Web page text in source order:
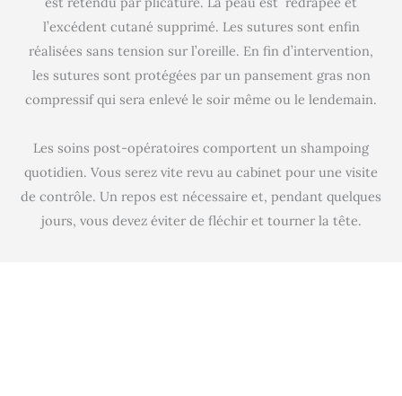
l’excédent cutané supprimé. Les sutures sont enfin
réalisées sans tension sur l’oreille. En fin d’intervention,
les sutures sont protégées par un pansement gras non
compressif qui sera enlevé le soir même ou le lendemain.
Les soins post-opératoires comportent un shampoing
quotidien. Vous serez vite revu au cabinet pour une visite
de contrôle. Un repos est nécessaire et, pendant quelques
jours, vous devez éviter de fléchir et tourner la tête.